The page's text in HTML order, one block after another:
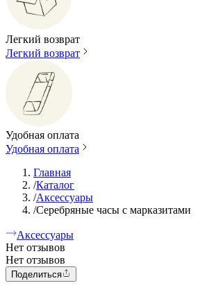
Легкий возврат
Легкий возврат
Удобная оплата
Удобная оплата
Главная
/Каталог
/Аксессуары
/Серебряные часы с марказитами
Аксессуары
Нет отзывов
Нет отзывов
Поделиться